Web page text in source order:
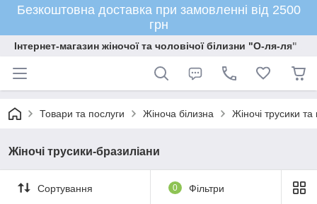
Безкоштовна доставка при замовленні від 2500
грн
Інтернет-магазин жіночої та чоловічої білизни "О-ля-ля"
Товари та послуги Жіноча білизна Жіночі трусики
Жіночі трусики-бразиліани
Сортування 0 Фільтри